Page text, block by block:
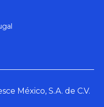
México, S.A. de C.V.